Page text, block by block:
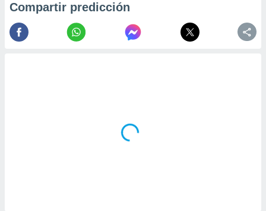
Compartir predicción